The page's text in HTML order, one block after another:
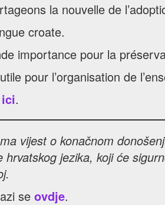
la nouvelle de
croate.
importance pour la
pour l’organisation de
.
vijest o konačnom
jezika, koji će
se ovdje.